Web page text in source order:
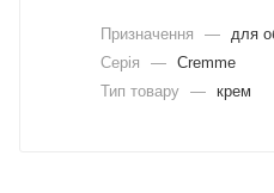
Призначення —
для
Серія
— Cremme
Тип товару — крем